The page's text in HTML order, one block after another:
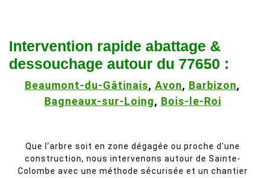
Intervention rapide abattage &
dessouchage autour du 77650 :
Beaumont-du-Gâtinais, Avon, Barbizon,
Bagneaux-sur-Loing, Bois-le-Roi
Que l’arbre soit en zone dégagée ou proche d’une
construction, nous intervenons autour de Sainte-
Colombe avec une méthode sécurisée et un chantier